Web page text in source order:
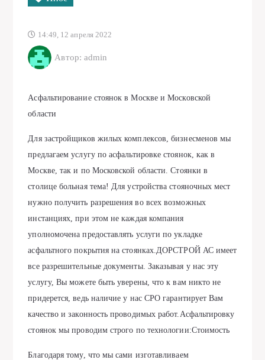
14:49, 12 апреля 2022
Автор: admin
Асфальтирование стоянок в Москве и Московской
области
Для застройщиков жилых комплексов, бизнесменов мы
предлагаем услугу по асфальтировке стоянок, как в
Москве, так и по Московской области. Стоянки в
столице больная тема! Для устройства стояночных мест
нужно получить разрешения во всех возможных
инстанциях, при этом не каждая компания
уполномочена предоставлять услуги по укладке
асфальтного покрытия на стоянках.ДОРСТРОЙ АС имеет
все разрешительные документы. Заказывая у нас эту
услугу, Вы можете быть уверены, что к вам никто не
придерется, ведь наличие у нас СРО гарантирует Вам
качество и законность проводимых работ.Асфальтировку
стоянок мы проводим строго по технологии:Стоимость
Благодаря тому, что мы сами изготавливаем